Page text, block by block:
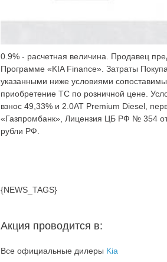
0.9% - расчетная величина. Продавец
Программе «KIA Finance». Затраты
указанными ниже условиями
приобретение ТС по розничной цене.
взнос 49,33% и 2.0AT Premium Diesel,
«Газпромбанк», Лицензия ЦБ РФ № 354
рубли РФ.
{NEWS_TAGS}
Акция проводится в:
Все официальные дилеры Kia